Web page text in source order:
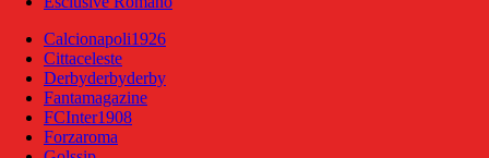
Calcionapoli1926
Cittaceleste
Derbyderbyderby
Fantamagazine
FCInter1908
Forzaroma